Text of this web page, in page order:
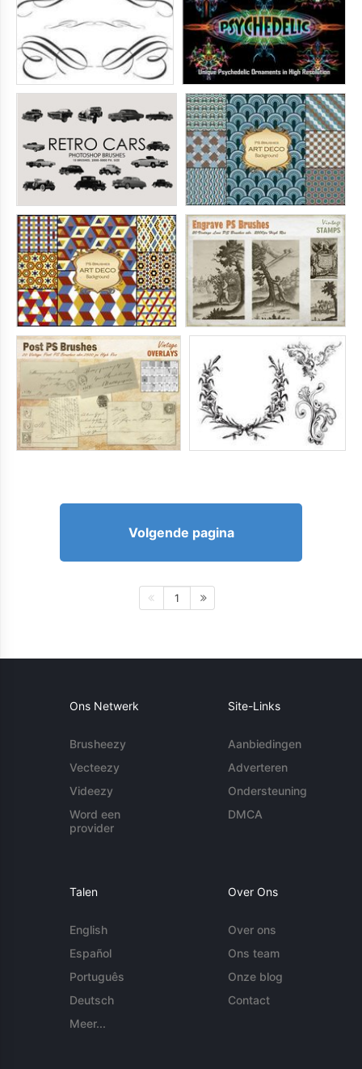
Volgende pagina
1
Ons Netwerk
Brusheezy
Vecteezy
Videezy
Word een
provider
Site-Links
Aanbiedingen
Adverteren
Ondersteuning
DMCA
Talen
English
Español
Português
Deutsch
Meer...
Over Ons
Over ons
Ons team
Onze blog
Contact